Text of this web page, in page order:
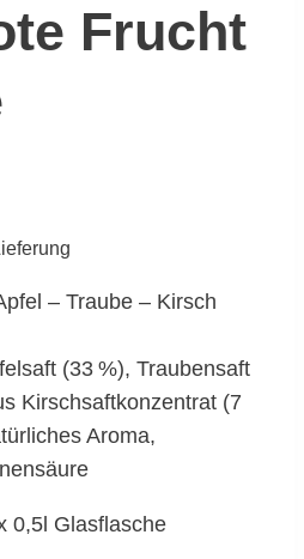
Frucht
– Traube – Kirsch
(33 %), Traubensaft
Kirschsaftkonzentrat (7
Aroma,
0,5l Glasflasche